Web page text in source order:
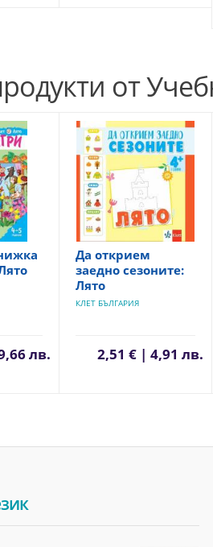
от
лв.
Да открием
заедно сезоните:
Лято
КЛЕТ БЪЛГАРИЯ
2,51 € | 4,91 лв.